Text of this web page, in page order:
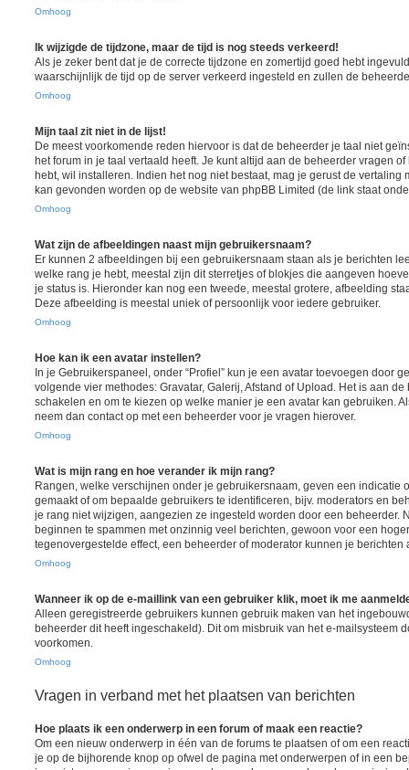
Omhoog
Ik wijzigde de tijdzone, maar de tijd is nog steeds verkeerd!
Als je zeker bent dat je de correcte tijdzone en zomertijd goed hebt
waarschijnlijk de tijd op de server verkeerd ingesteld en zullen de
Omhoog
Mijn taal zit niet in de lijst!
De meest voorkomende reden hiervoor is dat de beheerder je taal niet
het forum in je taal vertaald heeft. Je kunt altijd aan de beheerder vragen
hebt, wil installeren. Indien het nog niet bestaat, mag je gerust de vertaling
kan gevonden worden op de website van phpBB Limited (de link staat
Omhoog
Wat zijn de afbeeldingen naast mijn gebruikersnaam?
Er kunnen 2 afbeeldingen bij een gebruikersnaam staan als je berichten
welke rang je hebt, meestal zijn dit sterretjes of blokjes die aangeven
je status is. Hieronder kan nog een tweede, meestal grotere, afbeelding
Deze afbeelding is meestal uniek of persoonlijk voor iedere gebruiker.
Omhoog
Hoe kan ik een avatar instellen?
In je Gebruikerspaneel, onder “Profiel” kun je een avatar toevoegen door
volgende vier methodes: Gravatar, Galerij, Afstand of Upload. Het is aan
schakelen en om te kiezen op welke manier je een avatar kan gebruiken.
neem dan contact op met een beheerder voor je vragen hierover.
Omhoog
Wat is mijn rang en hoe verander ik mijn rang?
Rangen, welke verschijnen onder je gebruikersnaam, geven een indicatie
gemaakt of om bepaalde gebruikers te identificeren, bijv. moderators en
je rang niet wijzigen, aangezien ze ingesteld worden door een beheerder.
beginnen te spammen met onzinnig veel berichten, gewoon voor een
tegenovergestelde effect, een beheerder of moderator kunnen je berichten
Omhoog
Wanneer ik op de e-maillink van een gebruiker klik, moet ik me
Alleen geregistreerde gebruikers kunnen gebruik maken van het
beheerder dit heeft ingeschakeld). Dit om misbruik van het e-mailsysteem
voorkomen.
Omhoog
Vragen in verband met het plaatsen van berichten
Hoe plaats ik een onderwerp in een forum of maak een reactie?
Om een nieuw onderwerp in één van de forums te plaatsen of om een
je op de bijhorende knop op ofwel de pagina met onderwerpen of in een